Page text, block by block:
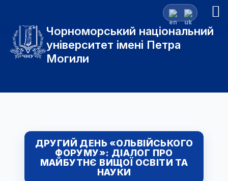
Чорноморський національний
університет імені Петра
Могили
ДРУГИЙ ДЕНЬ «ОЛЬВІЙСЬКОГО
ФОРУМУ»: ДІАЛОГ ПРО
МАЙБУТНЄ ВИЩОЇ ОСВІТИ ТА
НАУКИ